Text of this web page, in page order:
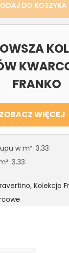
DO KOSZYKA
FRANKO
ZOBACZ WIĘCEJ
w m²: 3.33
3.33
, Kolekcja